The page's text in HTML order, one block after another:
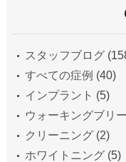
スタッフブログ
すべての症例 (40)
インプラント (5)
ウォーキングブリ
クリーニング(2)
ホワイトニング(5)